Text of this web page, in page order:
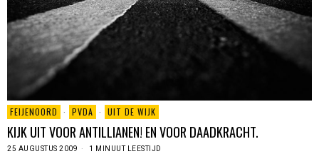
FEIJENOORD · PVDA · UIT DE WIJK
KIJK UIT VOOR ANTILLIANEN! EN VOOR DAADKRACHT.
25 AUGUSTUS 2009 1 MINUUT LEESTIJD